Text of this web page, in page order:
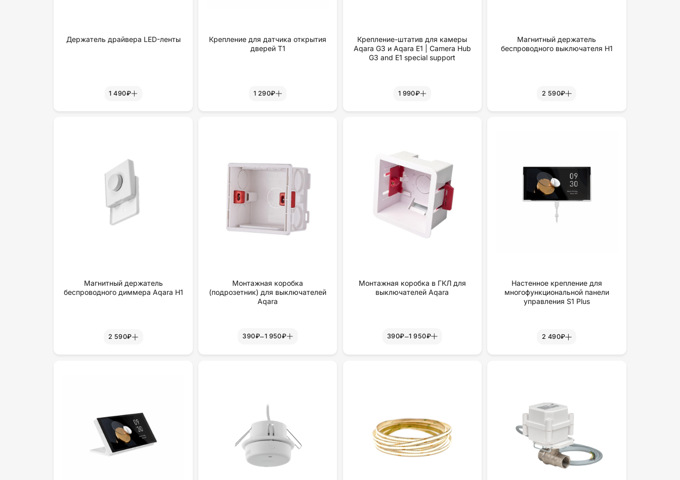
Держатель драйвера LED-ленты
1 490₽
Крепление для датчика открытия
дверей Т1
1 290₽
Крепление-штатив для камеры
Aqara G3 и Aqara E1 | Camera Hub
G3 and E1 special support
1 990₽
Магнитный держатель
беспроводного выключателя H1
2 590₽
Магнитный держатель
беспроводного диммера Aqara H1
2 590₽
Монтажная коробка
(подрозетник) для выключателей
Aqara
390₽–1 950₽
Монтажная коробка в ГКЛ для
выключателей Aqara
390₽–1 950₽
Настенное крепление для
многофункциональной панели
yпpaвлeния S1 Plus
2 490₽